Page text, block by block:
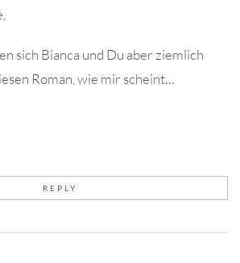
sich Bianca und Du aber ziemlich
Roman, wie mir scheint…
REPLY